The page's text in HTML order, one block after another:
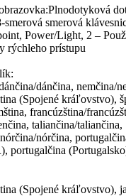
smerová
Power/Light, 2 –
rýchleho prístupu
dánčina, nemčina/
(Spojené kráľovstvo),
francúzština/
taliančina/taliančina,
nórčina,
portugalčina
(Spojené kráľovstvo),